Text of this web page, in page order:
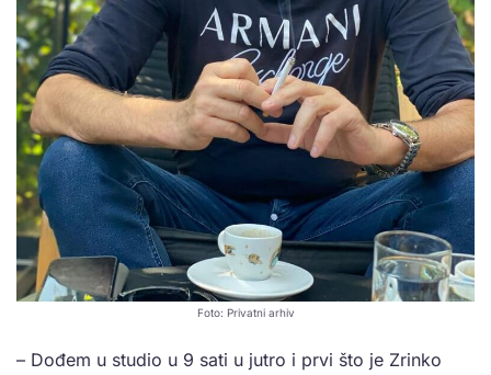
Foto: Privatni arhiv
– Dođem u studio u 9 sati u jutro i prvi što je Zrinko